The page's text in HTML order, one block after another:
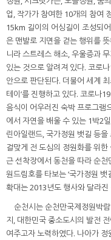
업, 작가가 참여한 10개의 참여
15km 길이의 어싱길이 조성되
은 맨발로 지면을 걷는 행위를
니라 스트레스 해소, 우울증과
있는 것으로 알려져 있다. 코로
안으로 판단된다. 더불어 세계
테이’를 진행하고 있다. 코로나
음식이 어우러진 숙박 프로그램
에서 자연을 배울 수 있는 1박2
린아일랜드, 국가정원 뱃길 등
걸맞게 전 도심의 정원화를 위
근 선착장에서 동천을 따라 순
원드림호를 타보는 ‘국가정원
확대는 2013년도 행사와 달라진
순천시는 순천만국제정원박
지, 대한민국 중소도시의 발전
여주고자 노력하였다. 나아가